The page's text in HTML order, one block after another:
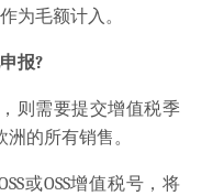
为毛额计入。
报?
则需要提交增值税季
洲的所有销售。
或OSS增值税号，将